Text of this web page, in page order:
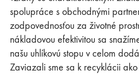
spolupráce s obchodnými
zodpovednosťou za životné
nákladovou efektivitou sa
našu uhlíkovú stopu v celom
Zaviazali sme sa k recyklácii